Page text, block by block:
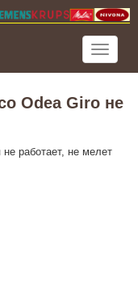
Toggle
Odea Giro не
работает, не мелет